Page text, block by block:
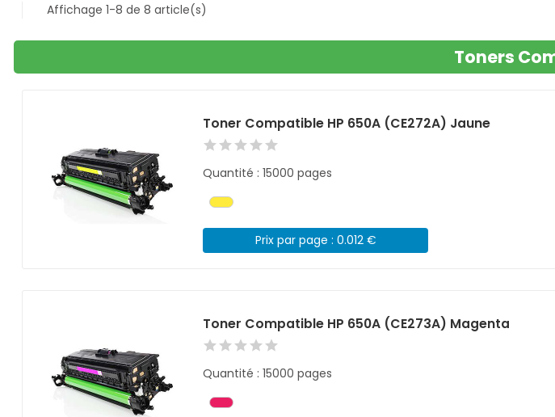
Affichage 1-8 de 8 article(s)
Toners
Toner Compatible HP 650A (CE272A) Jaune
Quantité : 15000 pages
Prix par page : 0.012 €
Toner Compatible HP 650A (CE273A) Magenta
Quantité : 15000 pages